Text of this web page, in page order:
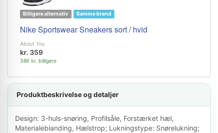
Billigere alternativ Samme brand
Nike Sportswear Sneakers sort / hvid
About You
kr. 359
386 kr. billigere
Produktbeskrivelse og detaljer
Design: 3-huls-snøring, Profilsåle, Forstærket hæl,
Materialeblanding, Hælstrop; Lukningstype: Snørelukning;